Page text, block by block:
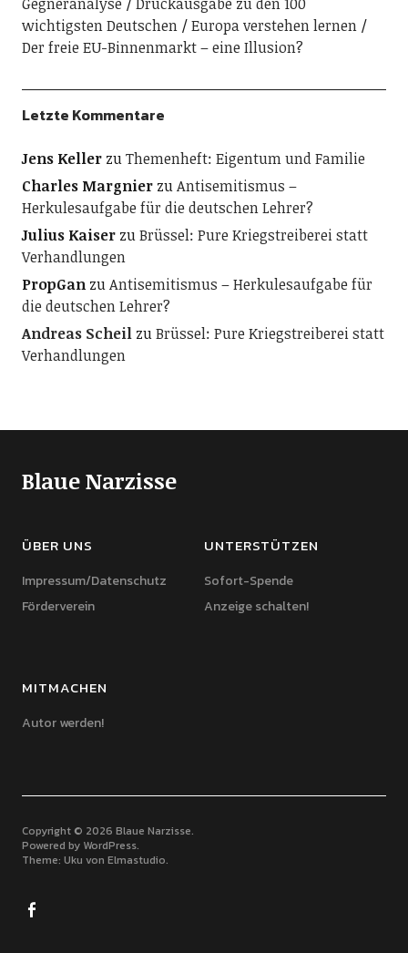
wichtigsten Deutschen
Europa verstehen lernen
Der freie EU-Binnenmarkt – eine Illusion?
Letzte Kommentare
Jens KellerzuThemenheft: Eigentum und Familie
Charles MargnierzuAntisemitismus –
Herkulesaufgabe für die deutschen Lehrer?
Julius KaiserzuBrüssel: Pure Kriegstreiberei statt
Verhandlungen
PropGanzuAntisemitismus – Herkulesaufgabe für
die deutschen Lehrer?
Andreas ScheilzuBrüssel: Pure Kriegstreiberei statt
Verhandlungen
Blaue Narzisse
ÜBER UNS
Impressum/Datenschutz
Förderverein
UNTERSTÜTZEN
Sofort-Spende
Anzeige schalten!
MITMACHEN
Autor werden!
Copyright © 2026 Blaue Narzisse
Powered by WordPress
Theme: Uku von Elmastudio